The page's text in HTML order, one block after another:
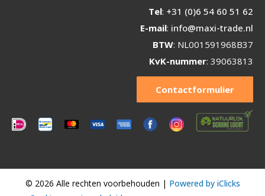
Tel: +31 (0)6 54 60 51 62
E-mail: info@maxi-trade.nl
BTW: NL001591968B37
KvK-nummer: 39063813
Contactformulier
© 2026 Alle rechten voorbehouden | Powered by iClicks